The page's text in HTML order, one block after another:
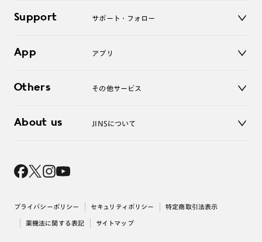
アクセサリー
ログアウト
Support サポート・フォロー
よくあるご質問
お問い合わせ
App アプリ
Others その他サービス
レンズ交換
About us JINSについて
採用情報
出店について
プライバシーポリシー セキュリティポリシー 特定商取引法表示
薬機法に関する表記 サイトマップ